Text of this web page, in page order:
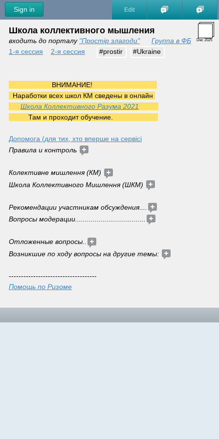
Sign in Edit
Dec 2025
Школа коллективного мышления
входить до порталу "Простір злагоди"
Группа в ФБ
1-я сессия
2-я сессия #prostir #Ukraine
                      ВНИМАНИЕ!
  Наработки всех школ КМ сведены в онлайн
Школа Коллективного Разума 2021
          Там и проходит обучение.
Допомога (для тих, хто вперше на сервісі
Правила и контроль
Колективне мишлення (КМ)
Школа Коллективного Мишлення (ШКМ)
Рекомендации участникам обсуждения....
Вопросы модерации....................................
Отложенные вопросы..
Возникшие по ходу вопросы на другие темы:
------------------------------------
Помощь по Ризоме